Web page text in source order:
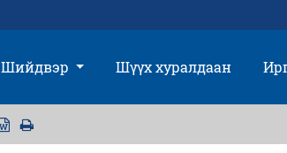
Шийдвэр Шүүх хуралдаан